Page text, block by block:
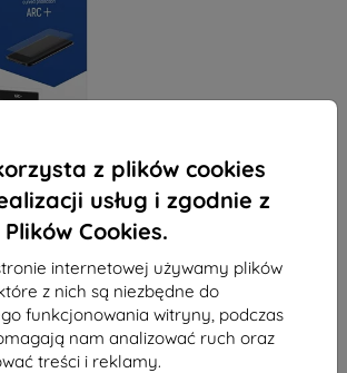
z plików cookies
usług i zgodnie z
Cookies.
internetowej używamy plików
z nich są niezbędne do
funkcjonowania witryny, podczas
nam analizować ruch oraz
treści i reklamy.
EXTRA10
- 3mk ARC
szt.